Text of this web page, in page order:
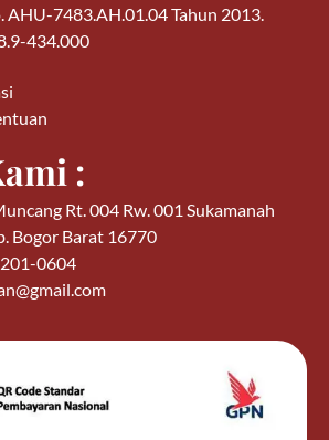
AHU-7483.AH.01.04 Tahun 2013.
434.000
:
Rt. 004 Rw. 001 Sukamanah
Bogor Barat 16770
0604